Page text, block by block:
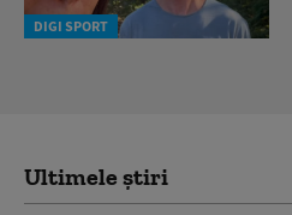
DIGI SPORT
Ultimele știri